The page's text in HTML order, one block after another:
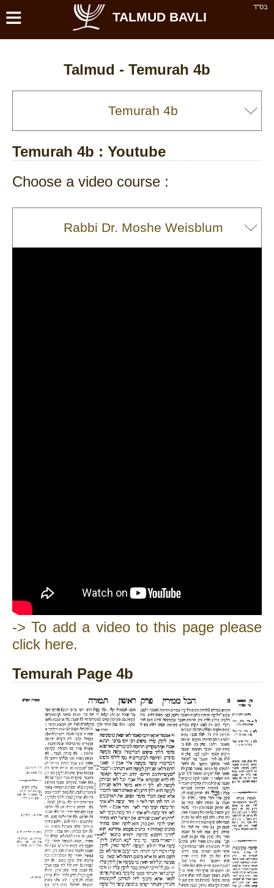
בס''ד ≡ TALMUD BAVLI
Talmud - Temurah 4b
Temurah 4b : Youtube
Choose a video course :
-> To add a video to this page please
click here.
Temurah Page 4b